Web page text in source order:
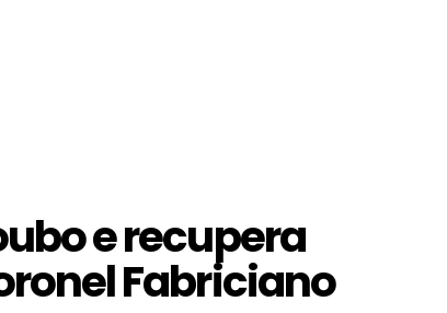
e recupera
Fabriciano